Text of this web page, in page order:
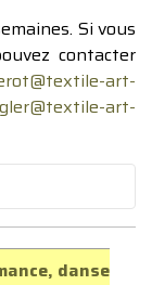
Si vous
contacter
art-
art-
danse